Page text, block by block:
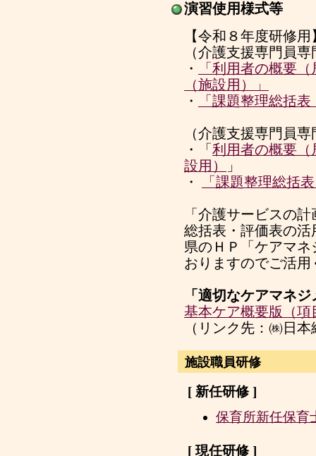
演習使用様式等
【令和８年度研修用
（介護支援専門員
・
「利用者の概要
（施設用）」
・
「課題整理総括
（介護支援専門員
・「 利用者の概要（
設用）
」
・
「課題整理総括
「介護サービスの
総括表・評価表の
県のＨＰ「ケアマ
おりますのでご活用
「適切なケアマネ
基本ケア概要版（項
（リンク先：㈱日
施設職員研修
[ 新任研修 ]
保育所新任保育
[ 現任研修 ]